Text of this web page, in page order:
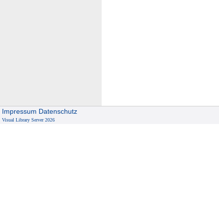
Impressum Datenschutz
Visual Library Server 2026